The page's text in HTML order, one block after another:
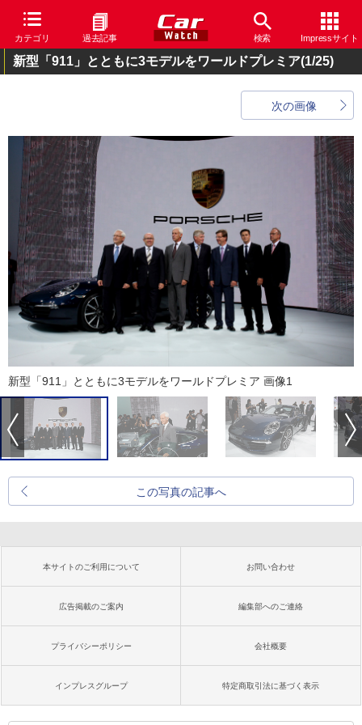
カテゴリ 過去記事 検索 Impressサイト
新型「911」とともに3モデルをワールドプレミア(1/25)
次の画像
新型「911」とともに3モデルをワールドプレミア 画像1
この写真の記事へ
本サイトのご利用について お問い合わせ
広告掲載のご案内 編集部へのご連絡
プライバシーポリシー 会社概要
インプレスグループ 特定商取引法に基づく表示